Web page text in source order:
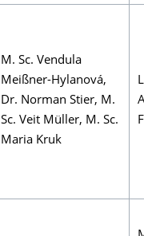
M. Sc. Vendula
Meißner-Hylanová,
Dr. Norman Stier, M.
Sc. Veit Müller, M. Sc.
Maria Kruk